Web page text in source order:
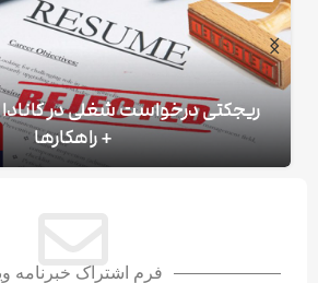
ریجکتی درخواست شغلی در کانادا
+ راهکارها
فرم اشتراک خبرنامه